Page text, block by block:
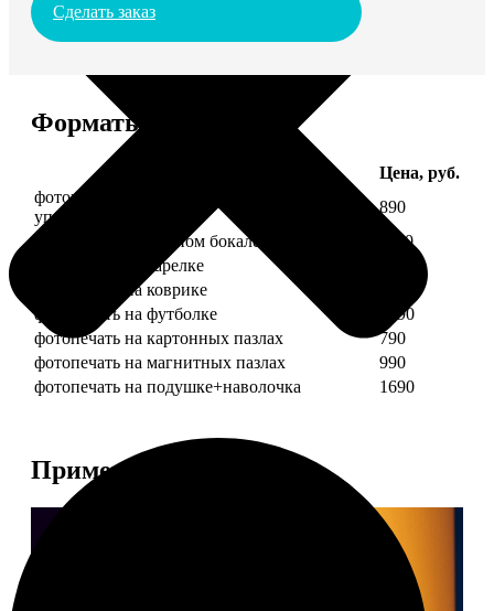
Сделать заказ
Форматы и цены
Цена, руб.
фотопечать на кружке + подарочная
упаковка
890
фотопечать на пивном бокале
1190
фотопечать на тарелке
фотопечать на коврике
фотопечать на футболке
1490
фотопечать на картонных пазлах
790
фотопечать на магнитных пазлах
990
фотопечать на подушке+наволочка
1690
Примеры работ